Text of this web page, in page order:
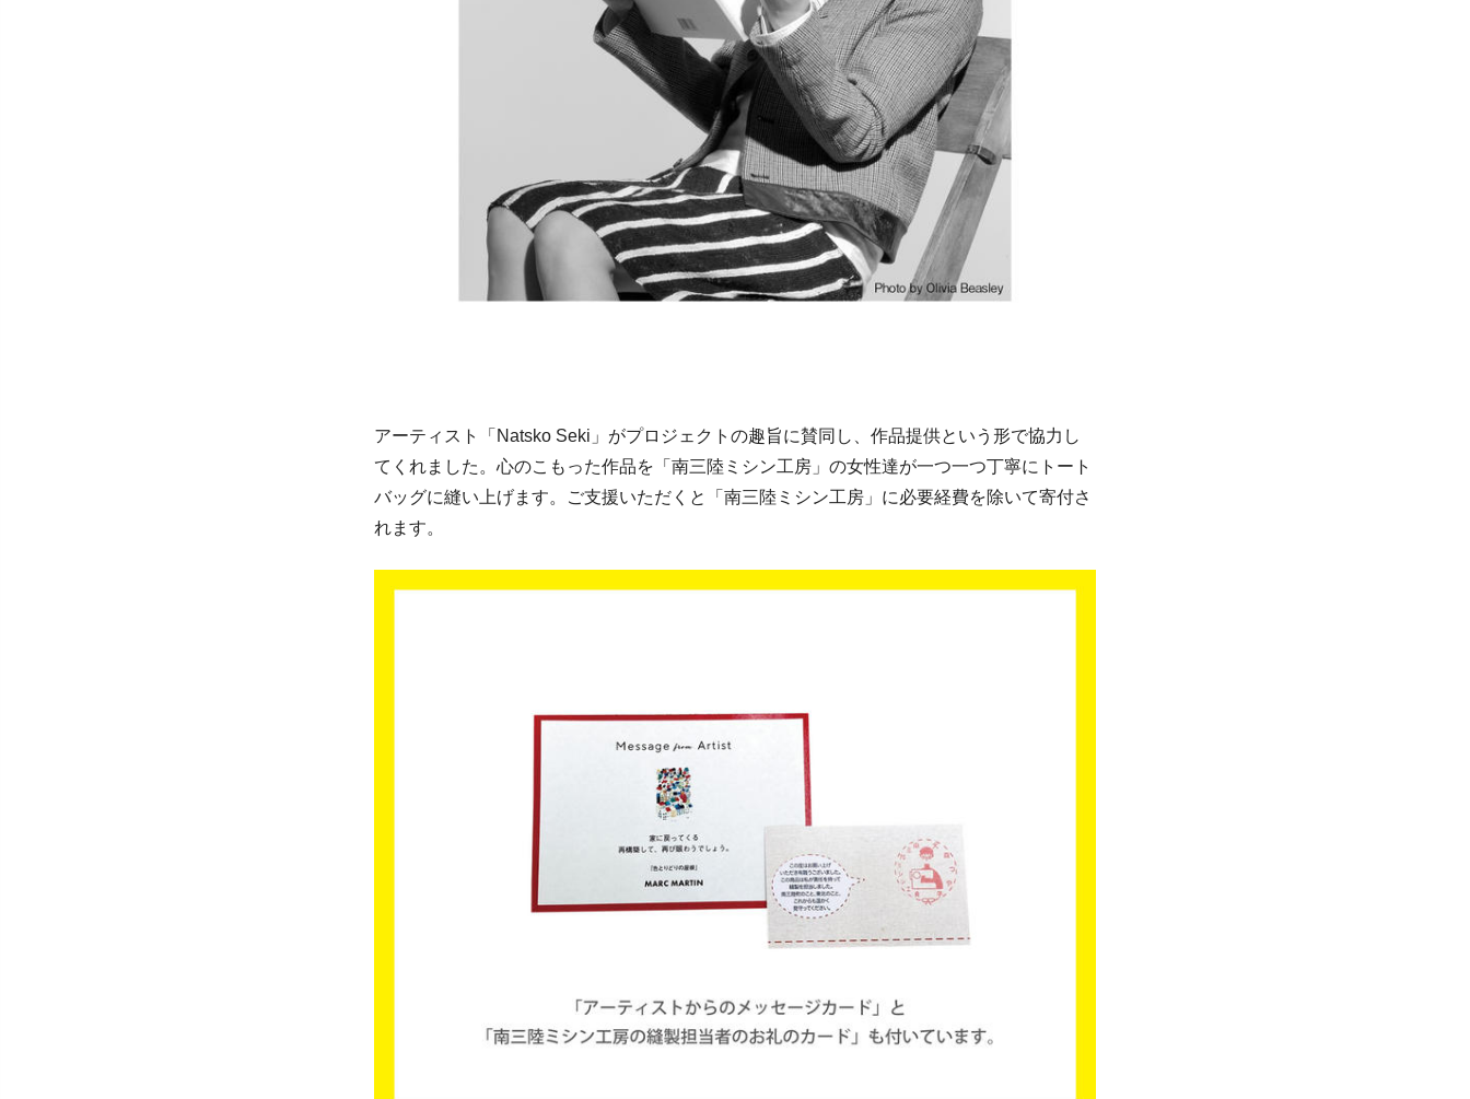
アーティスト「Natsko Seki」がプロジェクトの趣旨に賛同し、作品提供という形で協力し
てくれました。心のこもった作品を「南三陸ミシン工房」の女性達が一つ一つ丁寧にトート
バッグに縫い上げます。ご支援いただくと「南三陸ミシン工房」に必要経費を除いて寄付さ
れます。